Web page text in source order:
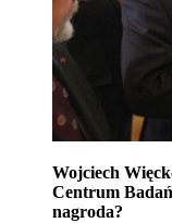
Wojciech
Centrum
nagroda?